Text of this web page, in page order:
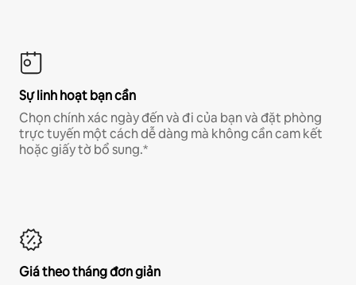
Sự linh hoạt bạn cần
Chọn chính xác ngày đến và đi của bạn và đặt phòng
trực tuyến một cách dễ dàng mà không cần cam kết
hoặc giấy tờ bổ sung.*
Giá theo tháng đơn giản